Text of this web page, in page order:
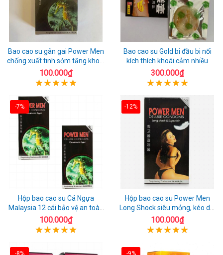
Bao cao su gân gai Power Men
chống xuất tinh sớm tăng khoái
cảm
100.000₫
Bao cao su Gold bi đầu bi nổi
kích thích khoái cảm nhiều
300.000₫
-7%
Hộp bao cao su Cá Ngựa
Malaysia 12 cái bảo vệ an toàn
tuyệt đối
100.000₫
-12%
Hộp bao cao su Power Men
Long Shock siêu mỏng, kéo dài
quan hệ thoải mái
100.000₫
-8% -9%